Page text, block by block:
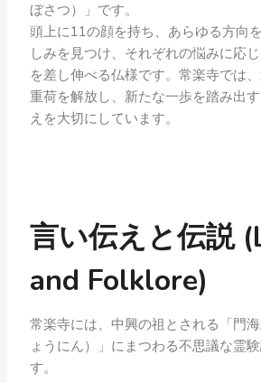
ぼさつ）」です。
頭上に11の顔を持ち、あらゆる方向
しみを見つけ、それぞれの悩みに応
を差し伸べる仏様です。常楽寺では
重荷を解放し、新たな一歩を踏み出
えを大切にしています。
言い伝えと伝説
and Folklore)
常楽寺には、中興の祖とされる「門
ょうにん）」にまつわる不思議な霊
す。